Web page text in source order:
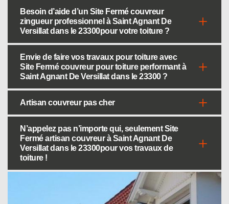
Besoin d’aide d’un Site Fermé couvreur
zingueur professionnel à Saint Agnant De
Versillat dans le 23300pour votre toiture ?
Envie de faire vos travaux pour toiture avec
Site Fermé couvreur pour toiture performant à
Saint Agnant De Versillat dans le 23300 ?
Artisan couvreur pas cher
N’appelez pas n’importe qui, seulement Site
Fermé artisan couvreur à Saint Agnant De
Versillat dans le 23300pour vos travaux de
toiture !